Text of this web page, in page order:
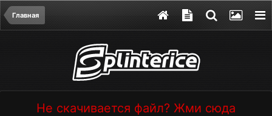
Главная
Не скачивается файл? Жми сюда